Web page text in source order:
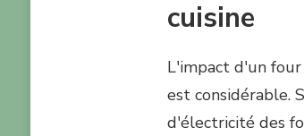
cuisine
L'impact d'un
est considérable.
d'électricité des